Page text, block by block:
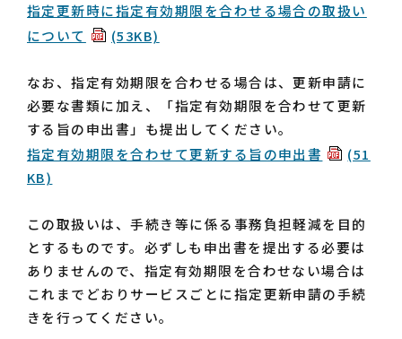
指定更新時に指定有効期限を合わせる場合の取扱い
について
(53KB)
なお、指定有効期限を合わせる場合は、更新申請に
必要な書類に加え、「指定有効期限を合わせて更新
する旨の申出書」も提出してください。
指定有効期限を合わせて更新する旨の申出書
(51
KB)
この取扱いは、手続き等に係る事務負担軽減を目的
とするものです。必ずしも申出書を提出する必要は
ありませんので、指定有効期限を合わせない場合は
これまでどおりサービスごとに指定更新申請の手続
きを行ってください。